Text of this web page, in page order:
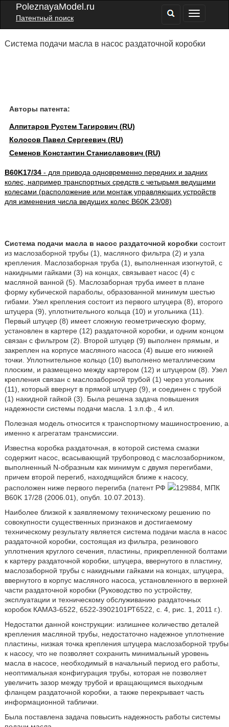
PoleznayaModel.ru
Патентный поиск
Система подачи масла в насос раздаточной коробки
Авторы патента:
Алпитаров Рустем Тагирович (RU)
Колосов Павел Сергеевич (RU)
Семенов Константин Станиславович (RU)
B60K17/34- для привода одновременно передних и задних
колес, например транспортных средств с четырьмя ведущими
колесами (расположение или монтаж управляющих устройств
для изменения числа ведущих колес B60K 23/08)
Система подачи масла в насос раздаточной коробки состоит
из маслозаборной трубы (1), масляного фильтра (2) и узла
крепления. Маслозаборная труба (1), выполненная изогнутой, с
накидными гайками (3) на концах, связывает насос (4) с
масляной ванной (5). Маслозаборная труба имеет в плане
форму кубической параболы, образованной минимум шестью
гибами. Узел крепления состоит из первого штуцера (8), второго
штуцера (9), уплотнительного кольца (10) и угольника (11).
Первый штуцер (8) имеет сложную геометрическую форму,
установлен в картере (12) раздаточной коробки, и одним концом
связан с фильтром (2). Второй штуцер (9) выполнен прямым, и
закреплен на корпусе масляного насоса (4) выше его нижней
точки. Уплотнительное кольцо (10) выполнено металлическим
плоским, и размещено между картером (12) и штуцером (8). Узел
крепления связан с маслозаборной трубой (1) через угольник
(11), который ввернут в прямой штуцер (9), и соединен с трубой
(1) накидной гайкой (3). Была решена задача повышения
надежности системы подачи масла. 1 з.п.ф., 4 ил.
Полезная модель относится к транспортному машиностроению, а
именно к агрегатам трансмиссии.
Известна коробка раздаточная, в которой система смазки
содержит насос, всасывающий трубопровод с маслозаборником,
выполненный N-образным как минимум с двумя перегибами,
причем второй перегиб, находящийся ближе к насосу,
расположен ниже первого перегиба (патент РФ
129884, МПК
B60K 17/28 (2006.01), опубл. 10.07.2013).
Наиболее близкой к заявляемому техническому решению по
совокупности существенных признаков и достигаемому
техническому результату является система подачи масла в насос
раздаточной коробки, состоящая из фильтра, резинового
уплотнения круглого сечения, пластины, прикрепленной болтами
к картеру раздаточной коробки, штуцера, ввернутого в пластину,
маслозаборной трубы с накидными гайками на концах, штуцера,
ввернутого в корпус масляного насоса, установленного в верхней
части раздаточной коробки (Руководство по устройству,
эксплуатации и техническому обслуживанию раздаточных
коробок КАМА3-6522, 6522-3902101РТ6522, с. 4, рис. 1, 2011 г.).
Недостатки данной конструкции: излишнее количество деталей
крепления масляной трубы, недостаточно надежное уплотнение
пластины, низкая точка крепления штуцера маслозаборной трубы
к насосу, что не позволяет сохранить минимальный уровень
масла в насосе, необходимый в начальный период его работы,
неоптимальная конфигурация трубы, которая не позволяет
увеличить зазор между трубой и вращающимся выходным
фланцем раздаточной коробки, а также перекрывает часть
информационной таблички.
Была поставлена задача повысить надежность работы системы